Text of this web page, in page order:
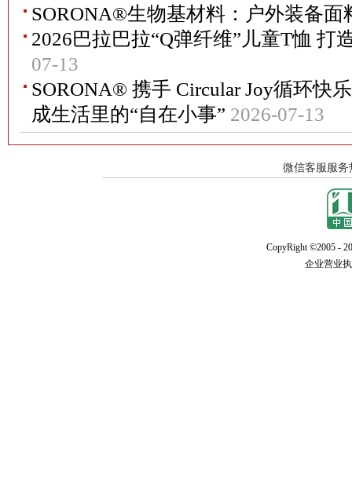
SORONA®生物基材料：户外装备面
2026巴拉巴拉“Q弹纤维”儿童T恤 打
07-13
SORONA® 携手 Circular Joy循环快
成生活里的“自在小事” 2026-07-13
CopyRight ©2005 -
企业营业